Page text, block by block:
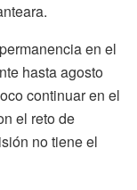
en el
hasta agosto
continuar en el
el reto de
no tiene el